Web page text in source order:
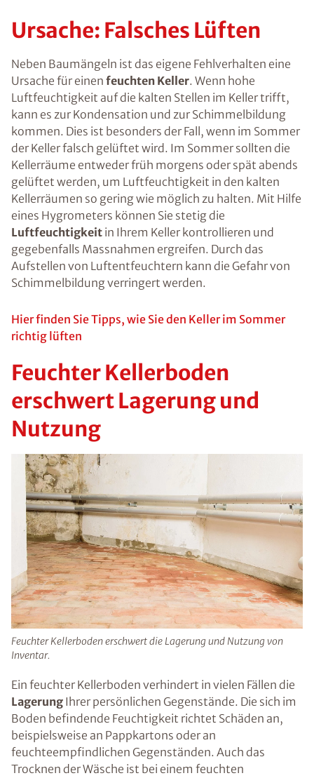
Ursache: Falsches Lüften
Neben Baumängeln ist das eigene Fehlverhalten eine
Ursache für einen feuchten Keller. Wenn hohe
Luftfeuchtigkeit auf die kalten Stellen im Keller trifft,
kann es zur Kondensation und zur Schimmelbildung
kommen. Dies ist besonders der Fall, wenn im Sommer
der Keller falsch gelüftet wird. Im Sommer sollten die
Kellerräume entweder früh morgens oder spät abends
gelüftet werden, um Luftfeuchtigkeit in den kalten
Kellerräumen so gering wie möglich zu halten. Mit Hilfe
eines Hygrometers können Sie stetig die
Luftfeuchtigkeit in Ihrem Keller kontrollieren und
gegebenfalls Massnahmen ergreifen. Durch das
Aufstellen von Luftentfeuchtern kann die Gefahr von
Schimmelbildung verringert werden.
Hier finden Sie Tipps, wie Sie den Keller im Sommer
richtig lüften
Feuchter Kellerboden
erschwert Lagerung und
Nutzung
Feuchter Kellerboden erschwert die Lagerung und Nutzung von
Inventar.
Ein feuchter Kellerboden verhindert in vielen Fällen die
Lagerung Ihrer persönlichen Gegenstände. Die sich im
Boden befindende Feuchtigkeit richtet Schäden an,
beispielsweise an Pappkartons oder an
feuchteempfindlichen Gegenständen. Auch das
Trocknen der Wäsche ist bei einem feuchten